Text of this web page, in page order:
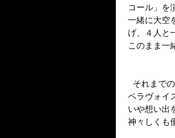
コール」を
一緒に大空
げ、４人と
このまま一
それまで
ペラヴォイ
いや想い出
神々しくも